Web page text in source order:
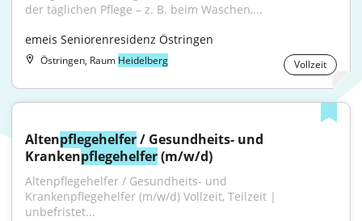
der täglichen Pflege – z. B. beim Waschen,...
emeis Seniorenresidenz Östringen
Östringen, Raum Heidelberg Vollzeit
Altenpflegehelfer / Gesundheits- und
Krankenpflegehelfer (m/w/d)
Altenpflegehelfer / Gesundheits- und
Krankenpflegehelfer (m/w/d) Vollzeit, Teilzeit |
unbefristet...